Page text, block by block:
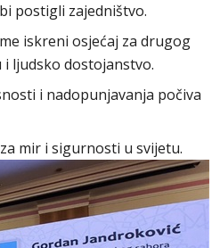
postigli zajedništvo.
iskreni osjećaj za drugog
ljudsko dostojanstvo.
i nadopunjavanja počiva
mir i sigurnosti u svijetu.